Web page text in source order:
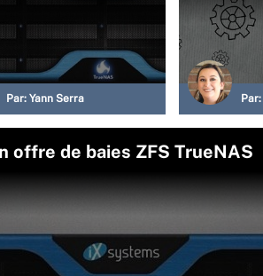
Par: Yann Serra Par:
offre de baies ZFS TrueNAS